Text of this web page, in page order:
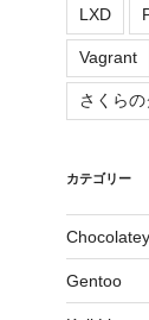
LXD
Vagrant
さくら
カテゴリー
Chocolatey
Gentoo